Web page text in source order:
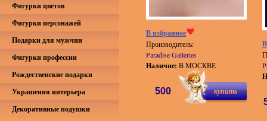
В избранное
Производитель:
Paradise Galleries
Наличие: В МОСКВЕ
купить
500
Фигурки цветов
Фигурки персонажей
Подарки для мужчин
Фигурки профессии
Рождественские подарки
Украшения интерьера
Декоративные подушки